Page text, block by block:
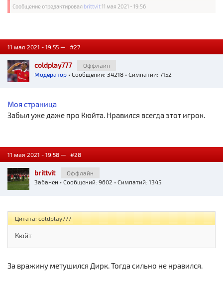
Сообщение отредактировал brittvit11 мая 2021 - 19:56
11 мая 2021 - 19:55 — #27
coldplay777
Оффлайн
Модератор • Сообщений: 34218 • Симпатий: 7152
Моя страница
Забыл уже даже про Кюйта. Нравился всегда этот игрок.
11 мая 2021 - 19:58 — #28
brittvit
Оффлайн
Забанен • Сообщений: 9602 • Симпатий: 1345
Цитата: coldplay777
Кюйт
За вражину метушился Дирк. Тогда сильно не нравился.